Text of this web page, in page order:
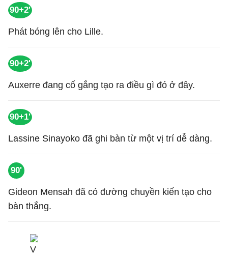
90+2'
Phát bóng lên cho Lille.
90+2'
Auxerre đang cố gắng tạo ra điều gì đó ở đây.
90+1'
Lassine Sinayoko đã ghi bàn từ một vị trí dễ dàng.
90'
Gideon Mensah đã có đường chuyền kiến tạo cho
bàn thắng.